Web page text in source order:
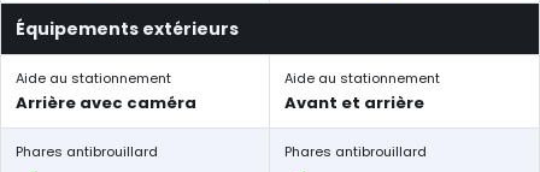
Équipements extérieurs
Aide au stationnement
Arrière avec caméra
Aide au stationnement
Avant et arrière
Phares antibrouillard Phares antibrouillard